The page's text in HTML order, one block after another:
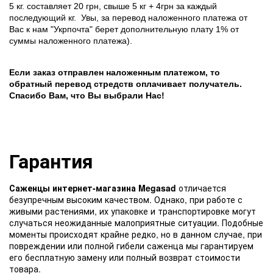
5 кг. составляет 20 грн, свыше 5 кг + 4грн за каждый
последующий кг. Увы, за перевод наложенного платежа от
Вас к нам "Укрпочта" берет дополнительную плату 1% от
суммы наложенного платежа).
Если заказ отправлен наложенным платежом, то
обратный перевод стредств оплачивает получатель.
Спасибо Вам, что Вы выбрали Нас!
Гарантия
Саженцы интернет-магазина Megasad отличается
безупречным высоким качеством. Однако, при работе с
живыми растениями, их упаковке и транспортировке могут
случаться неожиданные малоприятные ситуации. Подобные
моменты происходят крайне редко, но в данном случае, при
повреждении или полной гибели саженца мы гарантируем
его бесплатную замену или полный возврат стоимости
товара.